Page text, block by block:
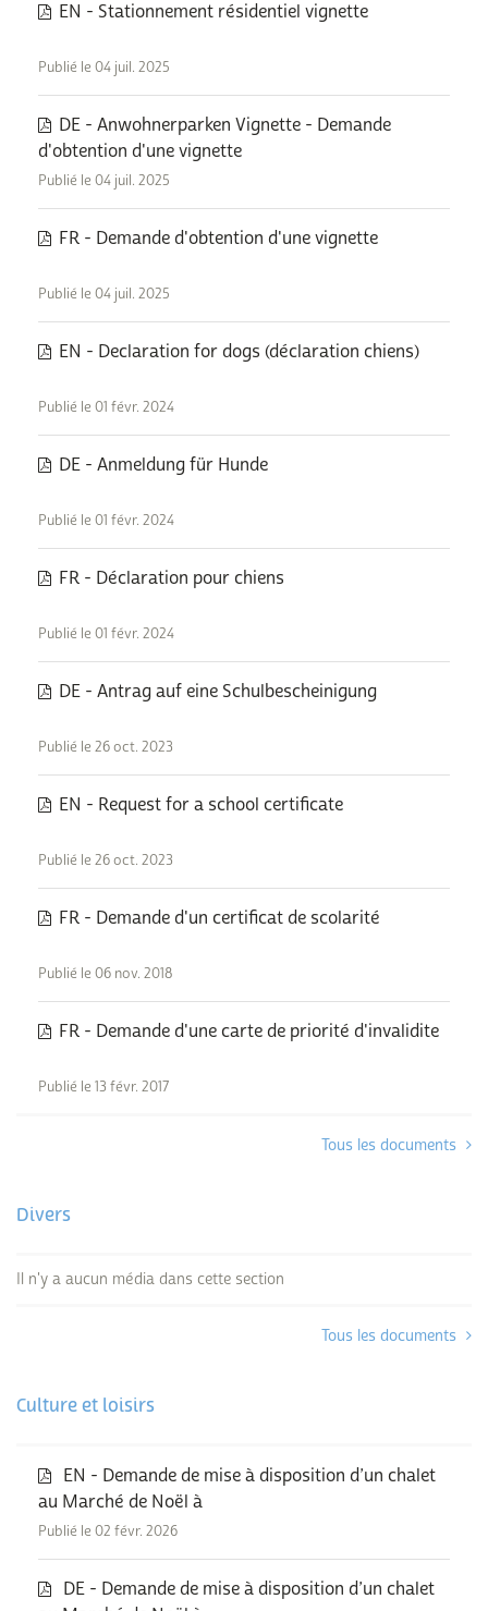
EN - Stationnement résidentiel vignette
Publié le 04 juil. 2025
DE - Anwohnerparken Vignette - Demande
d'obtention d'une vignette
Publié le 04 juil. 2025
FR - Demande d'obtention d'une vignette
Publié le 04 juil. 2025
EN - Declaration for dogs (déclaration chiens)
Publié le 01 févr. 2024
DE - Anmeldung für Hunde
Publié le 01 févr. 2024
FR - Déclaration pour chiens
Publié le 01 févr. 2024
DE - Antrag auf eine Schulbescheinigung
Publié le 26 oct. 2023
EN - Request for a school certificate
Publié le 26 oct. 2023
FR - Demande d'un certificat de scolarité
Publié le 06 nov. 2018
FR - Demande d'une carte de priorité d'invalidite
Publié le 13 févr. 2017
Tous les documents
Divers
Il n'y a aucun média dans cette section
Tous les documents
Culture et loisirs
EN - Demande de mise à disposition d’un chalet
au Marché de Noël à
Publié le 02 févr. 2026
DE - Demande de mise à disposition d’un chalet